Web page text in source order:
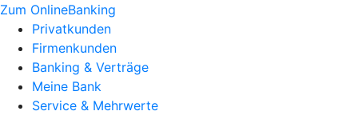
Zum OnlineBanking
Privatkunden
Firmenkunden
Banking & Verträge
Meine Bank
Service & Mehrwerte